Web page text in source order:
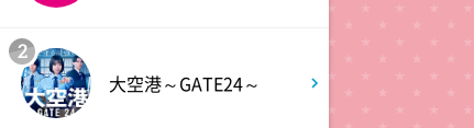
全力坂
深夜
2
大空港～GATE24～